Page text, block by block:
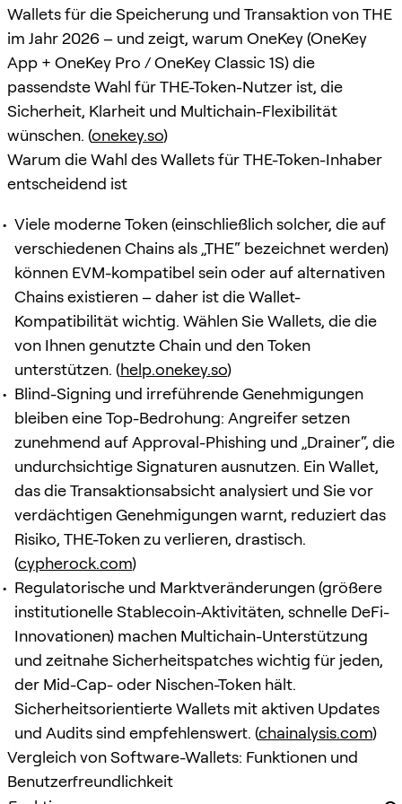
Wallets für die Speicherung und Transaktion von THE
im Jahr 2026 – und zeigt, warum OneKey (OneKey
App + OneKey Pro / OneKey Classic 1S) die
passendste Wahl für THE-Token-Nutzer ist, die
Sicherheit, Klarheit und Multichain-Flexibilität
wünschen. (onekey.so)
Warum die Wahl des Wallets für THE-Token-Inhaber
entscheidend ist
Viele moderne Token (einschließlich solcher, die auf
verschiedenen Chains als „THE“ bezeichnet werden)
können EVM-kompatibel sein oder auf alternativen
Chains existieren – daher ist die Wallet-
Kompatibilität wichtig. Wählen Sie Wallets, die die
von Ihnen genutzte Chain und den Token
unterstützen. (help.onekey.so)
Blind-Signing und irreführende Genehmigungen
bleiben eine Top-Bedrohung: Angreifer setzen
zunehmend auf Approval-Phishing und „Drainer“, die
undurchsichtige Signaturen ausnutzen. Ein Wallet,
das die Transaktionsabsicht analysiert und Sie vor
verdächtigen Genehmigungen warnt, reduziert das
Risiko, THE-Token zu verlieren, drastisch.
(cypherock.com)
Regulatorische und Marktveränderungen (größere
institutionelle Stablecoin-Aktivitäten, schnelle DeFi-
Innovationen) machen Multichain-Unterstützung
und zeitnahe Sicherheitspatches wichtig für jeden,
der Mid-Cap- oder Nischen-Token hält.
Sicherheitsorientierte Wallets mit aktiven Updates
und Audits sind empfehlenswert. (chainalysis.com)
Vergleich von Software-Wallets: Funktionen und
Benutzerfreundlichkeit